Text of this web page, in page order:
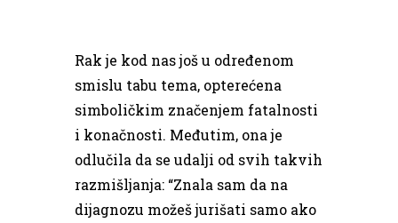
Rak je kod nas još u određenom
smislu tabu tema, opterećena
simboličkim značenjem fatalnosti
i konačnosti. Međutim, ona je
odlučila da se udalji od svih takvih
razmišljanja: “Znala sam da na
dijagnozu možeš jurišati samo ako